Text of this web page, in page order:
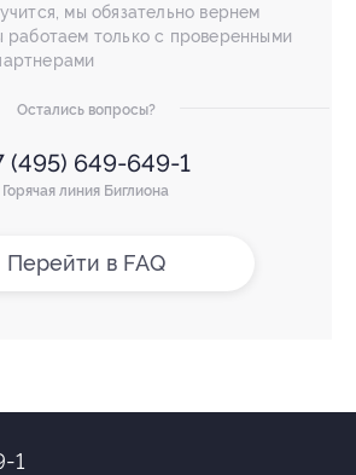
мы обязательно вернем
работаем только с проверенными
Остались вопросы?
(495) 649-649-1
Горячая линия Биглиона
Перейти в FAQ
1